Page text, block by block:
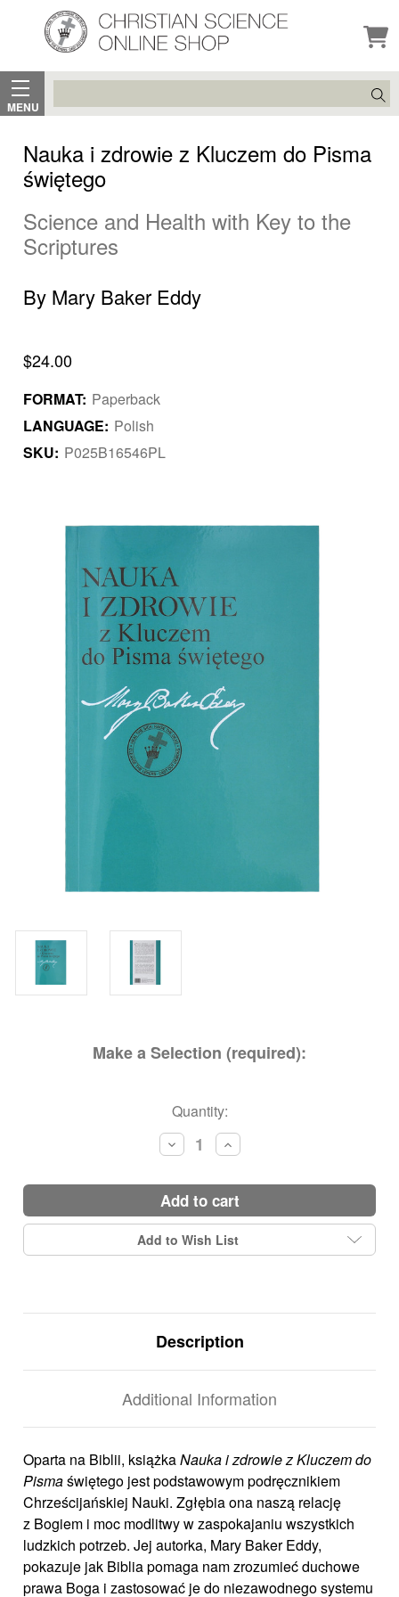
MENU
Search
Nauka i zdrowie z Kluczem do Pisma
świętego
Science and Health with Key to the
Scriptures
By Mary Baker Eddy
$24.00
FORMAT: Paperback
LANGUAGE: Polish
SKU: P025B16546PL
Make a Selection (required):
Quantity:
Decrease
Quantity:
Increase
Quantity:
add to cart
Add to Wish List
Description
Additional Information
Oparta na Biblii, książkaNauka i zdrowie z Kluczem do
Pismaświętego jest podstawowym podręcznikiem
Chrześcijańskiej Nauki. Zgłębia ona naszą relację
z Bogiem i moc modlitwy w zaspokajaniu wszystkich
ludzkich potrzeb. Jej autorka, Mary Baker Eddy,
pokazuje jak Biblia pomaga nam zrozumieć duchowe
prawa Boga i zastosować je do niezawodnego systemu